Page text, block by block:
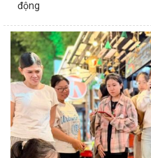
động